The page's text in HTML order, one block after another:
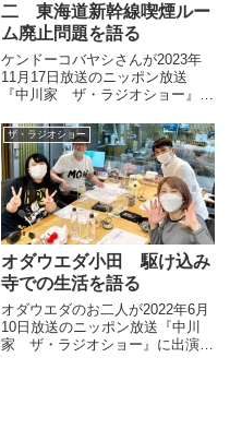
二 東海道新幹線喫煙ルー
ム廃止問題を語る
ケンドーコバヤシさんが2023年
11月17日放送のニッポン放送
『中川家 ザ・ラジオショー』の
ム廃止について、中川礼二さんと
話していました。
ザ・ラジオショー
オダウエダ小田 駆け込み
寺での生活を語る
オダウエダのお二人が2022年6月
10日放送のニッポン放送『中川
家 ザ・ラジオショー』に出演。